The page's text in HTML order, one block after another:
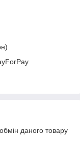
даного товару